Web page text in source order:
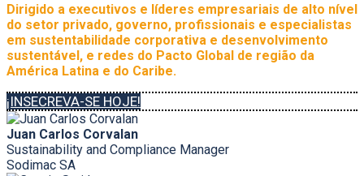
Dirigido a executivos e líderes empresariais de alto nível
do setor privado, governo, profissionais e especialistas
em sustentabilidade corporativa e desenvolvimento
sustentável, e redes do Pacto Global de região da
América Latina e do Caribe.
¡INSECREVA-SE HOJE!
Juan Carlos Corvalan
Sustainability and Compliance Manager
Sodimac SA